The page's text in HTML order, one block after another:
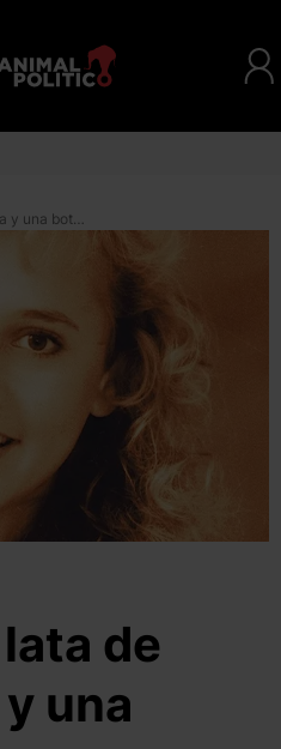
Cómo una lata de Coca Cola y una botella de agua ayudaron a resolver un asesinato casi 30 años después de ocurrido
de
una